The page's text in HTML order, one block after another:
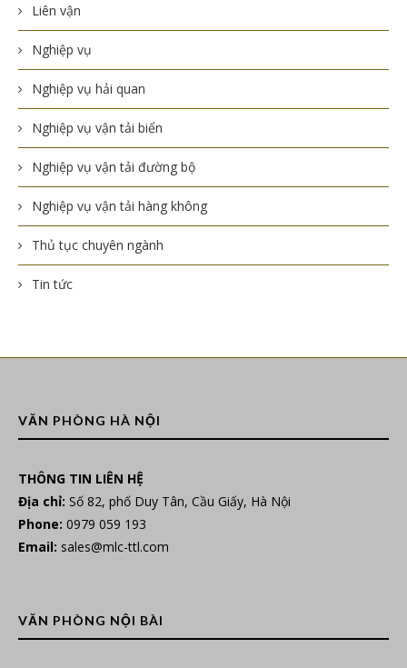
Liên vận
Nghiệp vụ
Nghiệp vụ hải quan
Nghiệp vụ vận tải biển
Nghiệp vụ vận tải đường bộ
Nghiệp vụ vận tải hàng không
Thủ tục chuyên ngành
Tin tức
VĂN PHÒNG HÀ NỘI
THÔNG TIN LIÊN HỆ
Địa chỉ: Số 82, phố Duy Tân, Cầu Giấy, Hà Nội
Phone: 0979 059 193
Email: sales@mlc-ttl.com
VĂN PHÒNG NỘI BÀI